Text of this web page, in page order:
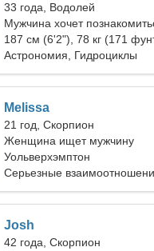
33 года, Водолей
Мужчина хочет
23-29
187 см (6'2"), 78 кг (171
Астрономия, Гидроциклы
Melissa
21 год, Скорпион
Женщина ищет мужчину
Уольверхэмптон
Серьезные
Josh
42 года, Скорпион